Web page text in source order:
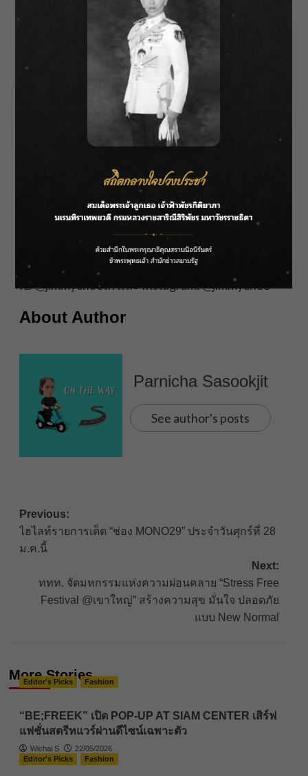
พบกับ จิมมี่ ชู (Jimmy Choo) สปริง 2022 คอลเลก
ชั่น ได้ที่ Jimmy Choo Boutique Store ณ
ชั้น G ศูนย์การค้าเซ็นทรัล เอ็มบาสซี โทร. 02-160-
5993, ชั้น M ศูนย์การค้า ดิ เอ็มควอเทียร์ โทร. 02-
003-6095 และชั้น M ศูนย์การค้า สยามพารากอน
โทร. 02-610-9944 ติดตามข้อมูลเพิ่มเติมได้ที่ Line
ID @jimmychooth และ Instagram: @jimmychoo
About Author
Parnicha Sasookjit
See author's posts
Post
navigation
Previous:
ไฮไลท์รายการเด็ด “ช่อง MONO29” ประจำวันศุกร์ที่ 28
ม.ค.นี้
Next:
ททท. จัดมหกรรมแห่งความผ่อนคลาย “Stress Free
Festival @เขาใหญ่” สร้างความสุข มั่นใจ ปลอดภัย
แบบ New Normal
More Stories
Editor's Picks Fashion
“BE;FREEK” เปิด POP-UP AT SIAM CENTER เสิร์ฟ
แฟชั่นสตรีทแวร์ผ่านดีไซน์เฉพาะตัว
Wichai S
22/05/2026
Editor's Picks
Fashion